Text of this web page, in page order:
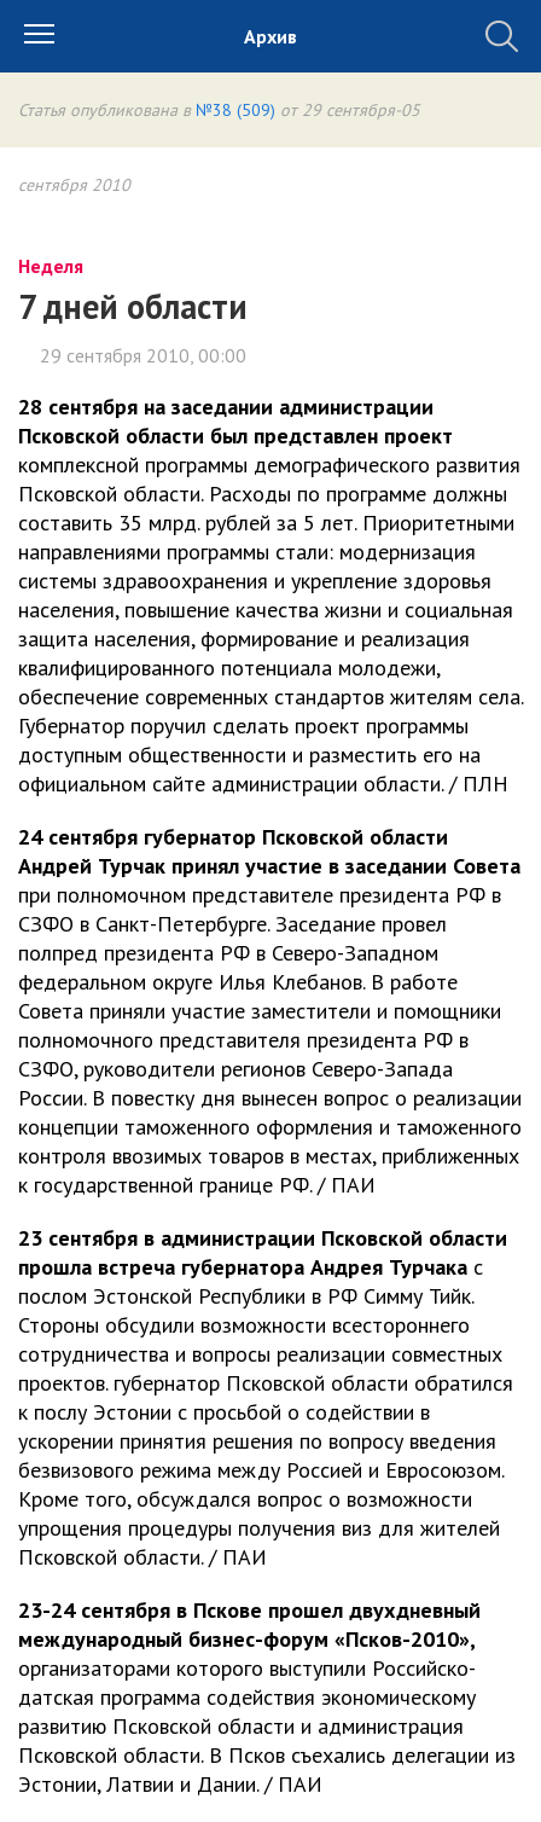
Архив
Статья опубликована в №38 (509) от 29 сентября-05
сентября 2010
Неделя
7 дней области
29 сентября 2010, 00:00
28 сентября на заседании администрации
Псковской области был представлен проект
комплексной программы демографического развития
Псковской области. Расходы по программе должны
составить 35 млрд. рублей за 5 лет. Приоритетными
направлениями программы стали: модернизация
системы здравоохранения и укрепление здоровья
населения, повышение качества жизни и социальная
защита населения, формирование и реализация
квалифицированного потенциала молодежи,
обеспечение современных стандартов жителям села.
Губернатор поручил сделать проект программы
доступным общественности и разместить его на
официальном сайте администрации области. / ПЛН
24 сентября губернатор Псковской области
Андрей Турчак принял участие в заседании Совета
при полномочном представителе президента РФ в
СЗФО в Санкт-Петербурге. Заседание провел
полпред президента РФ в Северо-Западном
федеральном округе Илья Клебанов. В работе
Совета приняли участие заместители и помощники
полномочного представителя президента РФ в
СЗФО, руководители регионов Северо-Запада
России. В повестку дня вынесен вопрос о реализации
концепции таможенного оформления и таможенного
контроля ввозимых товаров в местах, приближенных
к государственной границе РФ. / ПАИ
23 сентября в администрации Псковской области
прошла встреча губернатора Андрея Турчака с
послом Эстонской Республики в РФ Симму Тийк.
Стороны обсудили возможности всестороннего
сотрудничества и вопросы реализации совместных
проектов. губернатор Псковской области обратился
к послу Эстонии с просьбой о содействии в
ускорении принятия решения по вопросу введения
безвизового режима между Россией и Евросоюзом.
Кроме того, обсуждался вопрос о возможности
упрощения процедуры получения виз для жителей
Псковской области. / ПАИ
23-24 сентября в Пскове прошел двухдневный
международный бизнес-форум «Псков-2010»,
организаторами которого выступили Российско-
датская программа содействия экономическому
развитию Псковской области и администрация
Псковской области. В Псков съехались делегации из
Эстонии, Латвии и Дании. / ПАИ